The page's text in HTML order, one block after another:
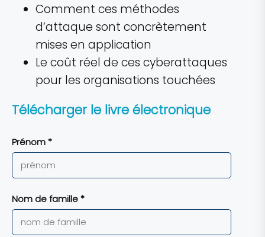
Comment ces méthodes
d’attaque sont concrètement
mises en application
Le coût réel de ces cyberattaques
pour les organisations touchées
Télécharger le livre électronique
Prénom *
Nom de famille *